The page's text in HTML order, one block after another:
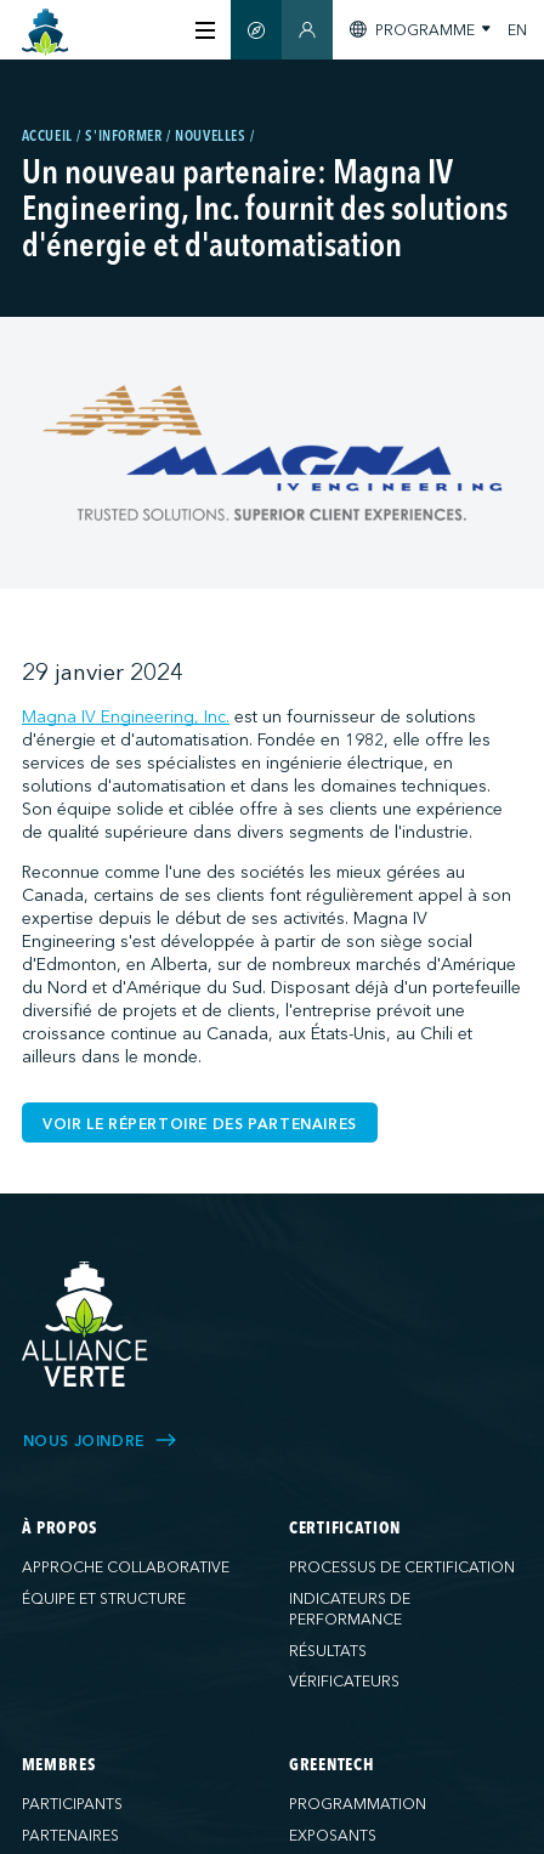
CERTIFICATION
MEMBRES
S'INFORMER
NOUS JOINDRE
GUIDE INTELLIGENT
SECTION MEMBRES
PROGRAMME EN
ACCUEIL S'INFORMER NOUVELLES
Un nouveau partenaire: Magna IV
Engineering, Inc. fournit des solutions
d'énergie et d'automatisation
29 janvier 2024
Magna IV Engineering, Inc. est un fournisseur de solutions
d'énergie et d'automatisation. Fondée en 1982, elle offre les
services de ses spécialistes en ingénierie électrique, en
solutions d'automatisation et dans les domaines techniques.
Son équipe solide et ciblée offre à ses clients une expérience
de qualité supérieure dans divers segments de l'industrie.
Reconnue comme l'une des sociétés les mieux gérées au
Canada, certains de ses clients font régulièrement appel à son
expertise depuis le début de ses activités. Magna IV
Engineering s'est développée à partir de son siège social
d'Edmonton, en Alberta, sur de nombreux marchés d'Amérique
du Nord et d'Amérique du Sud. Disposant déjà d'un portefeuille
diversifié de projets et de clients, l'entreprise prévoit une
croissance continue au Canada, aux États-Unis, au Chili et
ailleurs dans le monde.
VOIR LE RÉPERTOIRE DES PARTENAIRES
NOUS JOINDRE
À PROPOS
APPROCHE COLLABORATIVE
ÉQUIPE ET STRUCTURE
CERTIFICATION
PROCESSUS DE CERTIFICATION
INDICATEURS DE
PERFORMANCE
RÉSULTATS
VÉRIFICATEURS
MEMBRES
PARTICIPANTS
PARTENAIRES
GREENTECH
PROGRAMMATION
EXPOSANTS